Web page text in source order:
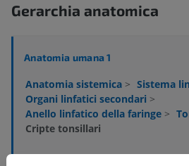
Gerarchia anatomica
Anatomia umana 1
Anatomia sistemica > Sistema
Organi linfatici secondari >
Anello linfatico della faringe >
Cripte tonsillari
Strutture sottostanti:Non sono